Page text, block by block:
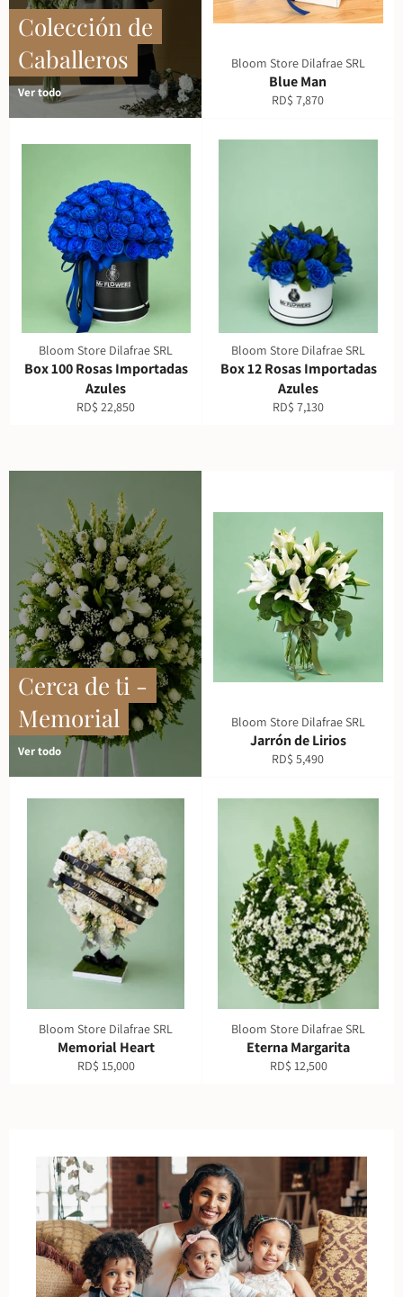
Colección de
Caballeros
Ver todo
Bloom Store Dilafrae SRL
Blue Man
Precio
RD$ 7,870
Bloom Store Dilafrae SRL
Box 100 Rosas Importadas
Azules
Precio
RD$ 22,850
Bloom Store Dilafrae SRL
Box 12 Rosas Importadas
Azules
Precio
RD$ 7,130
Cerca de ti -
Memorial
Ver todo
Bloom Store Dilafrae SRL
Jarrón de Lirios
Precio
RD$ 5,490
Bloom Store Dilafrae SRL
Memorial Heart
Precio
RD$ 15,000
Bloom Store Dilafrae SRL
Eterna Margarita
Precio
RD$ 12,500